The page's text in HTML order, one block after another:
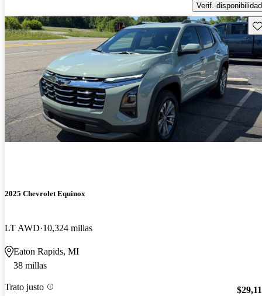
Verif. disponibilidad
2025 Chevrolet Equinox
LT AWD 10,324 millas
Eaton Rapids, MI
38 millas
Trato justo